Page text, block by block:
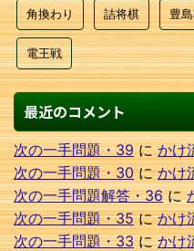
角換わり 詰将棋 豊
電王戦
最近のコメント
次の一手問題・39にかけ
次の一手問題・30にかけ
次の一手問題解答・36に
次の一手問題・35にかけ
次の一手問題・33にかけ